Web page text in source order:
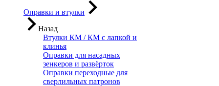
Оправки и втулки
Назад
Втулки КМ / КМ с лапкой и
клинья
Оправки для насадных
зенкеров и развёрток
Оправки переходные для
сверлильных патронов